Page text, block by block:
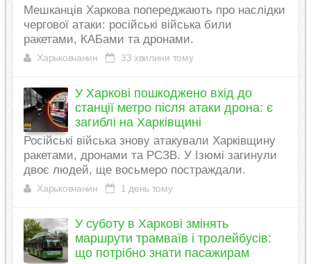
Мешканців Харкова попереджають про наслідки
чергової атаки: російські війська били
ракетами, КАБами та дронами.
Харьковчанин 33 хвилини тому
У Харкові пошкоджено вхід до
станції метро після атаки дрона: є
загиблі на Харківщині
Російські війська знову атакували Харківщину
ракетами, дронами та РСЗВ. У Ізюмі загинули
двоє людей, ще восьмеро постраждали.
Харьковчанин 1 день тому
У суботу в Харкові змінять
маршрути трамваїв і тролейбусів:
що потрібно знати пасажирам